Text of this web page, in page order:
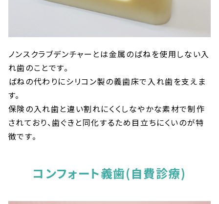
ノンスクラブデンチャーとは金属のばねを使用しない入
れ歯のことです。
ばねの代わりにシリコン製の義歯床で入れ歯を支えま
す。
保険の入れ歯と違い割れにくくしなやかな素材で制作
されており、歯ぐきと同化するため目立ちにくいのが特
徴です。
コンフォート義歯(自費診療)